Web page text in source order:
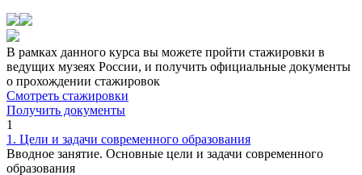
В рамках данного курса вы можете пройти стажировки в
ведущих музеях России, и получить официальные документы
о прохождении стажировок
Смотреть стажировки
Получить документы
1
1. Цели и задачи современного образования
Вводное занятие. Основные цели и задачи современного
образования